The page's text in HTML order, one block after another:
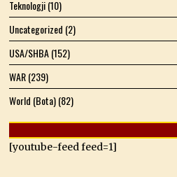
Teknologji(10)
Uncategorized (2)
USA/SHBA(152)
WAR(239)
World (Bota)(82)
[youtube-feed feed=1]